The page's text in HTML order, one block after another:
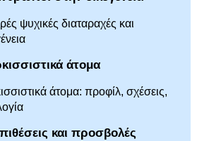
ψυχικές διαταραχές και
άτομα
άτομα: προφίλ, σχέσεις,
και προσβολές